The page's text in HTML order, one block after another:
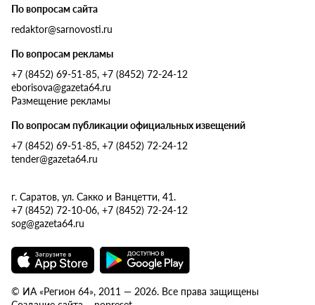
По вопросам сайта
redaktor@sarnovosti.ru
По вопросам рекламы
+7 (8452) 69-51-85, +7 (8452) 72-24-12
eborisova@gazeta64.ru
Размещение рекламы
По вопросам публикации официальных извещений
+7 (8452) 69-51-85, +7 (8452) 72-24-12
tender@gazeta64.ru
г. Саратов, ул. Сакко и Ванцетти, 41.
+7 (8452) 72-10-06, +7 (8452) 72-24-12
sog@gazeta64.ru
© ИА «Регион 64», 2011 — 2026. Все права защищены